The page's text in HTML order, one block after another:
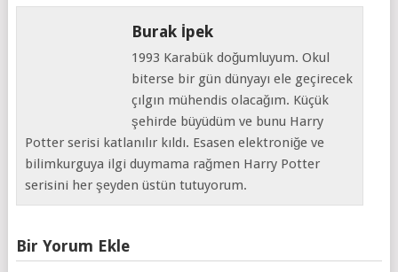
Burak İpek
1993 Karabük doğumluyum. Okul
biterse bir gün dünyayı ele geçirecek
çılgın mühendis olacağım. Küçük
şehirde büyüdüm ve bunu Harry
Potter serisi katlanılır kıldı. Esasen elektroniğe ve
bilimkurguya ilgi duymama rağmen Harry Potter
serisini her şeyden üstün tutuyorum.
Bir Yorum Ekle